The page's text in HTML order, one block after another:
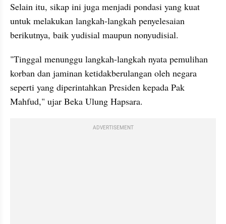
Selain itu, sikap ini juga menjadi pondasi yang kuat
untuk melakukan langkah-langkah penyelesaian
berikutnya, baik yudisial maupun nonyudisial.
"Tinggal menunggu langkah-langkah nyata pemulihan
korban dan jaminan ketidakberulangan oleh negara
seperti yang diperintahkan Presiden kepada Pak
Mahfud," ujar Beka Ulung Hapsara.
ADVERTISEMENT